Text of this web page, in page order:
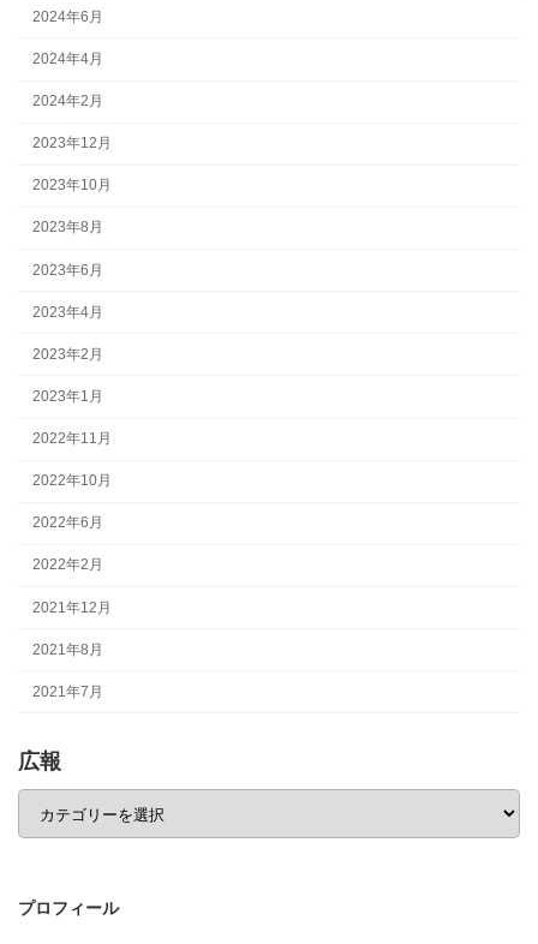
2024年6月
2024年4月
2024年2月
2023年12月
2023年10月
2023年8月
2023年6月
2023年4月
2023年2月
2023年1月
2022年11月
2022年10月
2022年6月
2022年2月
2021年12月
2021年8月
2021年7月
広報
広
プロフィール